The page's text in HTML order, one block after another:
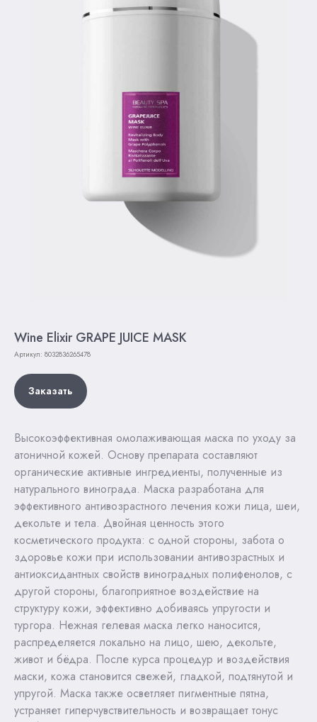
Wine Elixir GRAPE JUICE MASK
Артикул: 8032836265478
Заказать
Высокоэффективная омолаживающая маска по уходу за
атоничной кожей. Основу препарата составляют
органические активные ингредиенты, полученные из
натурального винограда. Маска разработана для
эффективного антивозрастного лечения кожи лица, шеи,
декольте и тела. Двойная ценность этого
косметического продукта: с одной стороны, забота о
здоровье кожи при использовании антивозрастных и
антиоксидантных свойств виноградных полифенолов, с
другой стороны, благоприятное воздействие на
структуру кожи, эффективно добиваясь упругости и
тургора. Нежная гелевая маска легко наносится,
распределяется локально на лицо, шею, декольте,
живот и бёдра. После курса процедур и воздействия
маски, кожа становится свежей, гладкой, подтянутой и
упругой. Маска также осветляет пигментные пятна,
устраняет гиперчувствительность и возвращает тонус